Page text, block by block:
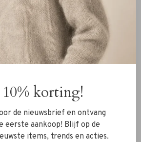
Toon 1 - 0 van 0
korting!
de nieuwsbrief en ontvang
eerste aankoop! Blijf op de
items, trends en acties.